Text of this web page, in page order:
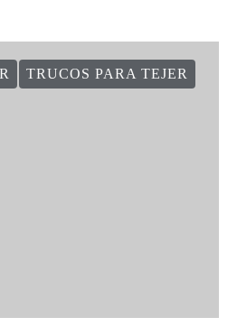
TRUCOS PARA TEJER